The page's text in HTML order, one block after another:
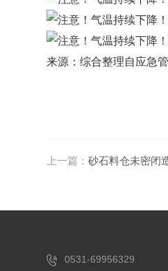
来源：综合整理自应急
上一篇：砂石料仓未密闭
0531-69956329